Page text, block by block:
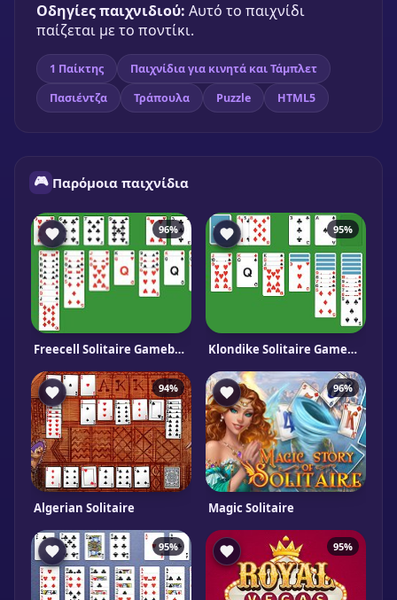
Οδηγίες παιχνιδιού: Αυτό το παιχνίδι
παίζεται με το ποντίκι.
1 Παίκτης
Παιχνίδια για κινητά και Τάμπλετ
Πασιέντζα
Τράπουλα Puzzle HTML5
🎮 Παρόμοια παιχνίδια
96%
Freecell Solitaire Gameboss
95%
Klondike Solitaire Gameboss
94%
Algerian Solitaire
96%
Magic Solitaire
95% 95%